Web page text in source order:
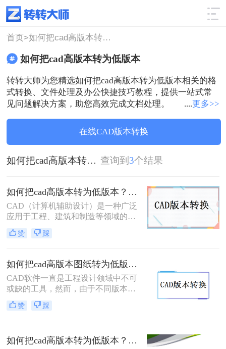
使用技巧 筛选
首页> 如何把cad高版本转为低版本
如何把cad高版本转为低版本
转转大师为您精选如何把cad高版本转为低版本相关的格
式转换、文件处理及办公快捷技巧教程，提供一站式常
见问题解决方案，助您高效完成文档处理。
....更多>>
在线CAD版本转换
如何把cad高版本转为低版本 查询到 3个结果
如何把cad高版本转为低版本？学会这两个方法就够了！
CAD（计算机辅助设计）是一种广泛
应用于工程、建筑和制造等领域的设
计软件。在使用CAD软件时，有时候
我们需要将高版本的CAD文件转换为
本CAD软件的人进行共享和协作。那
么如何把CAD高版本转为低版本呢？
本文将介绍两种简单的方法，帮助你
将CAD高版本文件转为低版本文件。
赞 踩
如何把cad高版本图纸转为低版本？这两种方法也许可以帮到你！
CAD软件一直是工程设计领域中不可
或缺的工具，然而，由于不同版本的
CAD软件之间存在着兼容性的问题，
有时我们需要将高版本图纸转为低版
转为低版本的方法。
赞 踩
如何把cad高版本转为低版本？这3个方法轻松转换cad图纸版本！